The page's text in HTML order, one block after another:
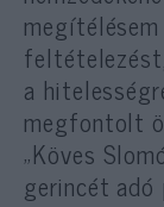
a
megfontolt
„Köves
gerincét adó